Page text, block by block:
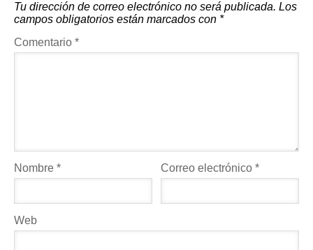
Tu dirección de correo electrónico no será publicada. Los
campos obligatorios están marcados con *
Comentario *
Nombre * Correo electrónico*
Web